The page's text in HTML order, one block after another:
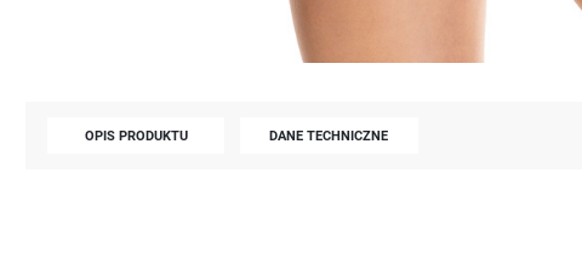
OPIS PRODUKTU DANE TECHNICZNE